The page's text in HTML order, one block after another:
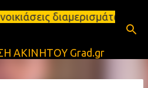
κύριο περιεχόμενο
Σπάρτη και
ΑΚΙΝΗΤΟΥ Grad.gr